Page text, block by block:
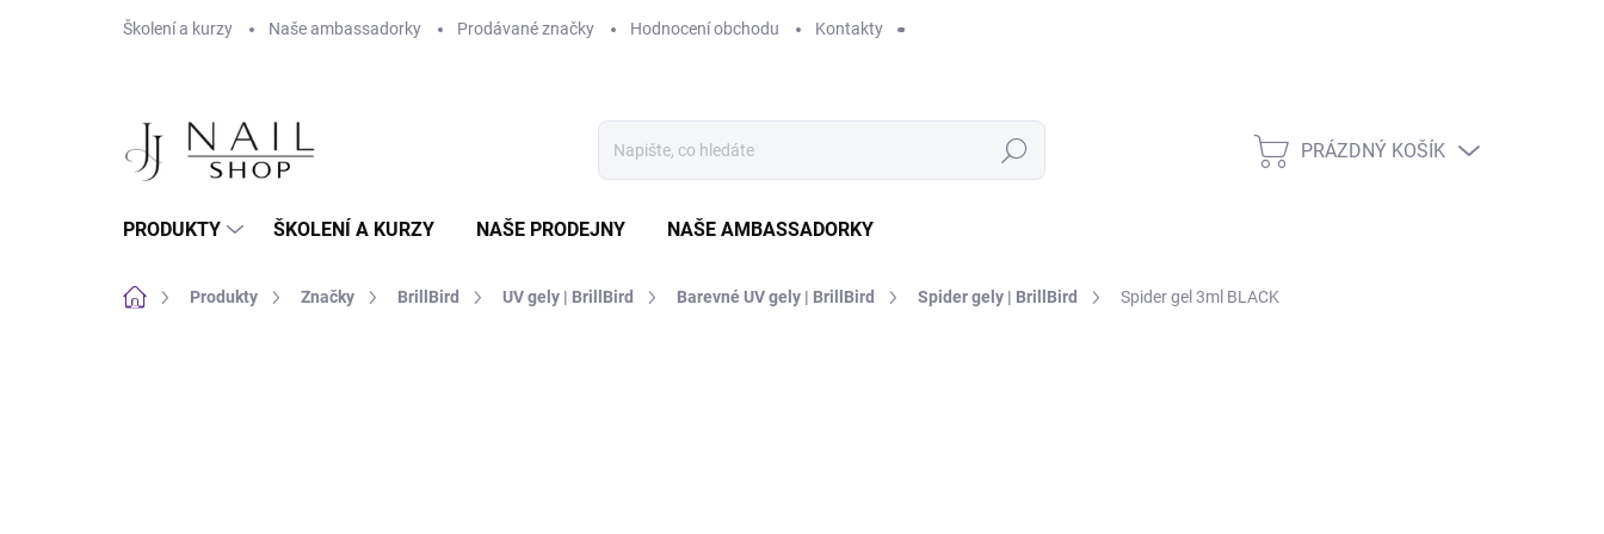
Školení a kurzy
Naše ambassadorky Prodávané značky Hodnocení obchodu Kontakty
Hledat NÁKUPNÍ KOŠÍK
PRÁZDNÝ KOŠÍK
PRODUKTY ŠKOLENÍ A KURZY NAŠE PRODEJNY NAŠE AMBASSADORKY
Domů Produkty Značky BrillBird UV gely | BrillBird Barevné UV gely | BrillBird Spider gely | BrillBird Spider gel 3ml BLACK